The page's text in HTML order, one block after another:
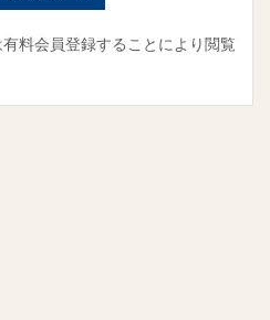
料会員登録することにより閲覧